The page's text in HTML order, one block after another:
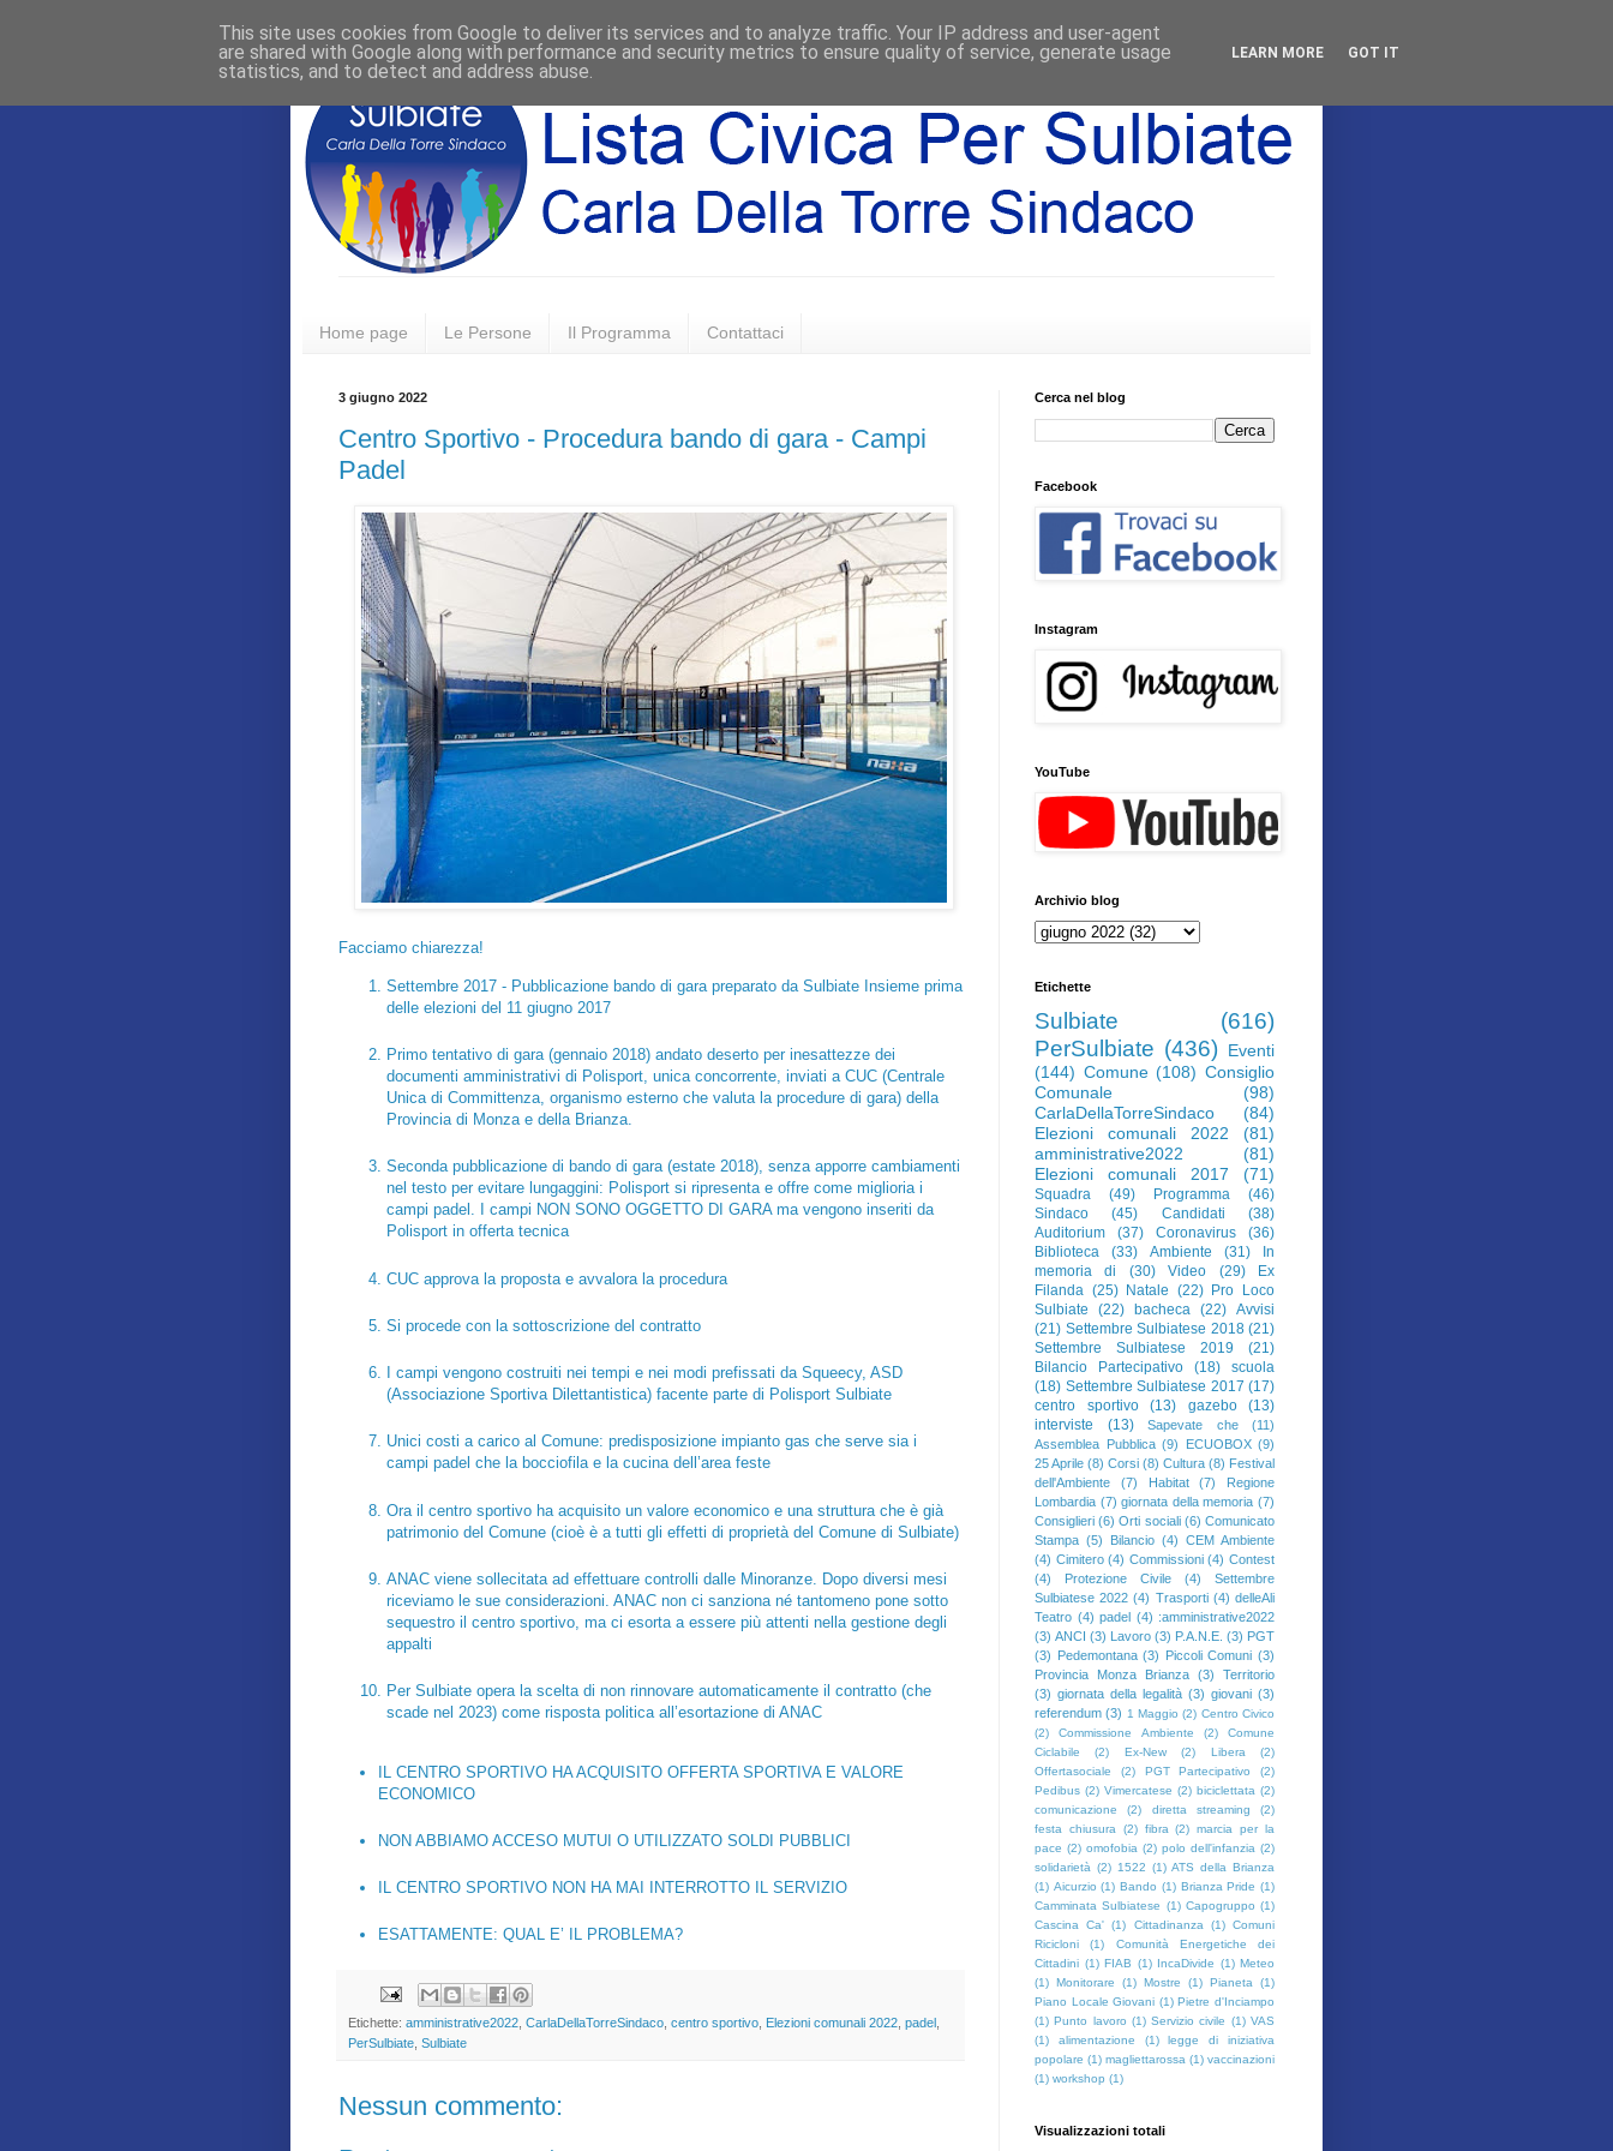
Home page Le Persone Il Programma Contattaci
3 giugno 2022
Centro Sportivo - Procedura bando di gara - Campi
Padel
Facciamo chiarezza!
Settembre 2017 - Pubblicazione bando di gara preparato da Sulbiate Insieme prima
delle elezioni del 11 giugno 2017
Primo tentativo di gara (gennaio 2018) andato deserto per inesattezze dei
documenti amministrativi di Polisport, unica concorrente, inviati a CUC (Centrale
Unica di Committenza, organismo esterno che valuta la procedure di gara) della
Provincia di Monza e della Brianza.
Seconda pubblicazione di bando di gara (estate 2018), senza apporre cambiamenti
nel testo per evitare lungaggini: Polisport si ripresenta e offre come miglioria i
campi padel. I campi NON SONO OGGETTO DI GARA ma vengono inseriti da
Polisport in offerta tecnica
CUC approva la proposta e avvalora la procedura
Si procede con la sottoscrizione del contratto
I campi vengono costruiti nei tempi e nei modi prefissati da Squeecy, ASD
(Associazione Sportiva Dilettantistica) facente parte di Polisport Sulbiate
Unici costi a carico al Comune: predisposizione impianto gas che serve sia i
campi padel che la bocciofila e la cucina dell’area feste
Ora il centro sportivo ha acquisito un valore economico e una struttura che è già
patrimonio del Comune (cioè è a tutti gli effetti di proprietà del Comune di Sulbiate)
ANAC viene sollecitata ad effettuare controlli dalle Minoranze. Dopo diversi mesi
riceviamo le sue considerazioni. ANAC non ci sanziona né tantomeno pone sotto
sequestro il centro sportivo, ma ci esorta a essere più attenti nella gestione degli
appalti
Per Sulbiate opera la scelta di non rinnovare automaticamente il contratto (che
scade nel 2023) come risposta politica all’esortazione di ANAC
IL CENTRO SPORTIVO HA ACQUISITO OFFERTA SPORTIVA E VALORE
ECONOMICO
NON ABBIAMO ACCESO MUTUI O UTILIZZATO SOLDI PUBBLICI
IL CENTRO SPORTIVO NON HA MAI INTERROTTO IL SERVIZIO
ESATTAMENTE: QUAL E’ IL PROBLEMA?
Etichette: amministrative2022 CarlaDellaTorreSindaco centro sportivo Elezioni comunali 2022 padel
PerSulbiate Sulbiate
Nessun commento:
Cerca nel blog
Facebook
Instagram
YouTube
Archivio blog
Etichette
Sulbiate
(616)
PerSulbiate (436) Eventi
(144) Comune (108) Consiglio
Comunale
(98)
CarlaDellaTorreSindaco
(84)
Elezioni comunali 2022
(81)
amministrative2022
(81)
Elezioni comunali 2017
(71)
Squadra (49) Programma
(46)
Sindaco
(45) Candidati
(38)
Auditorium
(37) Coronavirus
(36)
Biblioteca
(33) Ambiente (31)
In
memoria di
(30) Video (29)
Ex
Filanda (25) Natale (22) Pro Loco
Sulbiate
(22) bacheca (22) Avvisi
(21) Settembre Sulbiatese 2018 (21)
Settembre Sulbiatese 2019
(21)
Bilancio Partecipativo
(18)
scuola
(18) Settembre Sulbiatese 2017 (17)
centro sportivo
(13) gazebo
(13)
interviste
(13) Sapevate che
(11)
Assemblea Pubblica (9) ECUOBOX (9)
25 Aprile (8) Corsi (8) Cultura (8) Festival
dell'Ambiente
(7) Habitat (7)
Regione
Lombardia (7) giornata della memoria (7)
Consiglieri (6) Orti sociali (6) Comunicato
Stampa (5) Bilancio (4) CEM Ambiente
(4) Cimitero (4) Commissioni (4) Contest
(4)
Protezione Civile (4)
Settembre
Sulbiatese 2022 (4) Trasporti (4) delleAli
Teatro (4) padel (4) :amministrative2022
(3) ANCI (3) Lavoro (3) P.A.N.E. (3) PGT
(3) Pedemontana (3) Piccoli Comuni (3)
Provincia Monza Brianza (3)
Territorio
(3) giornata della legalità (3) giovani (3)
referendum (3) 1 Maggio (2) Centro Civico
(2)
Commissione Ambiente (2)
Comune
Ciclabile
(2) Ex-New (2) Libera
(2)
Offertasociale
(2) PGT Partecipativo
(2)
Pedibus (2) Vimercatese (2) biciclettata (2)
comunicazione
(2) diretta streaming
(2)
festa chiusura
(2) fibra (2) marcia per la
pace (2) omofobia (2) polo dell'infanzia (2)
solidarietà (2) 1522 (1) ATS della Brianza
(1) Aicurzio (1) Bando (1) Brianza Pride (1)
Camminata Sulbiatese (1) Capogruppo (1)
Cascina Ca' (1) Cittadinanza (1) Comuni
Ricicloni
(1)
Comunità Energetiche dei
Cittadini (1) FIAB (1) IncaDivide (1) Meteo
(1) Monitorare (1) Mostre (1) Pianeta
(1)
Piano Locale Giovani (1) Pietre d'Inciampo
(1) Punto lavoro (1) Servizio civile (1) VAS
(1)
alimentazione (1)
legge di iniziativa
popolare (1) magliettarossa (1) vaccinazioni
(1) workshop (1)
Visualizzazioni totali
This site uses cookies from Google to deliver its services and to analyze traffic. Your IP address and user-agent
are shared with Google along with performance and security metrics to ensure quality of service, generate usage
statistics, and to detect and address abuse.
LEARN MORE GOT IT